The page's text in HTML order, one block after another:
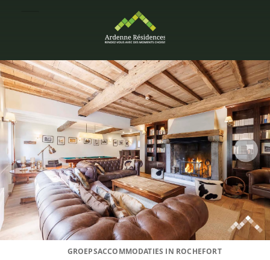
GROEPSACCOMMODATIES IN ROCHEFORT